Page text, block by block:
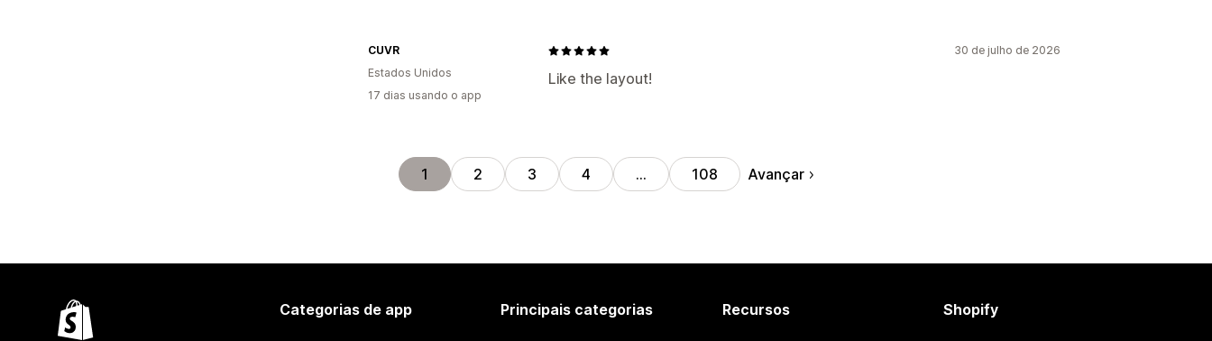
30 de julho de 2026
Like the layout!
CUVR
Estados Unidos
17 dias usando o app
1 2 3 4 … 108 Avançar
Categorias de app Principais categorias Recursos Shopify